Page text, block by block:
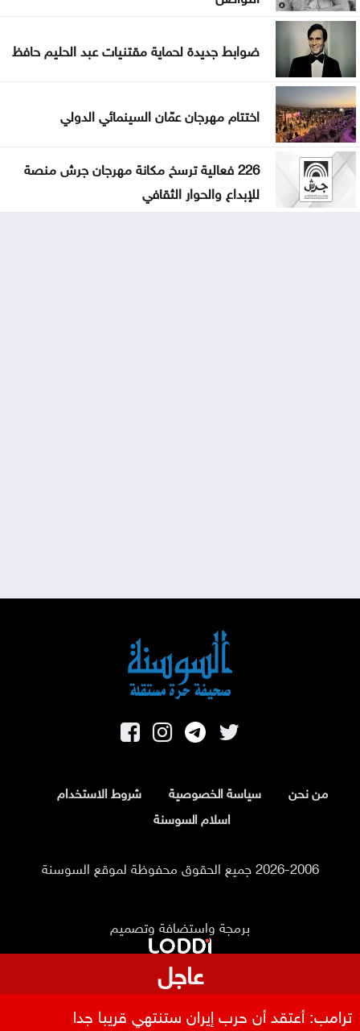
ضوابط جديدة لحماية مقتنيات عبد الحليم حافظ
اختتام مهرجان عمّان السينمائي الدولي
226 فعالية ترسخ مكانة مهرجان جرش منصة
للإبداع والحوار الثقافي
من نحن سياسة الخصوصية
شروط الاستخدام
اسلام السوسنة
2026-2006 جميع الحقوق محفوظة لموقع السوسنة
برمجة واستضافة وتصميم
عاجل
ترامب: أعتقد أن حرب إيران ستنتهي قريبا جدا